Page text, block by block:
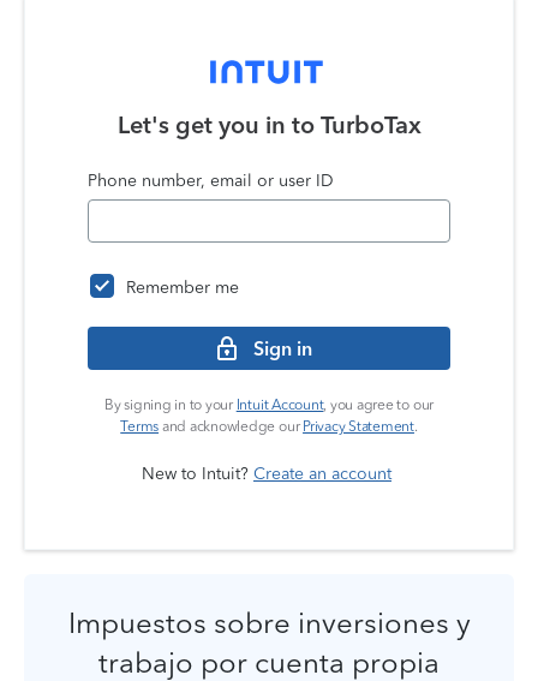
Let's get you in to TurboTax
Phone number, email or user ID
Remember me
Sign in
By signing in to your Intuit Account, you agree to our
Terms and acknowledge our Privacy Statement.
New to Intuit? Create an account
Impuestos sobre inversiones y
trabajo por cuenta propia